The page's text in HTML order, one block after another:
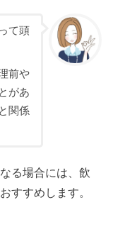
て頭
前や
があ
関係
る場合には、飲
すすめします。